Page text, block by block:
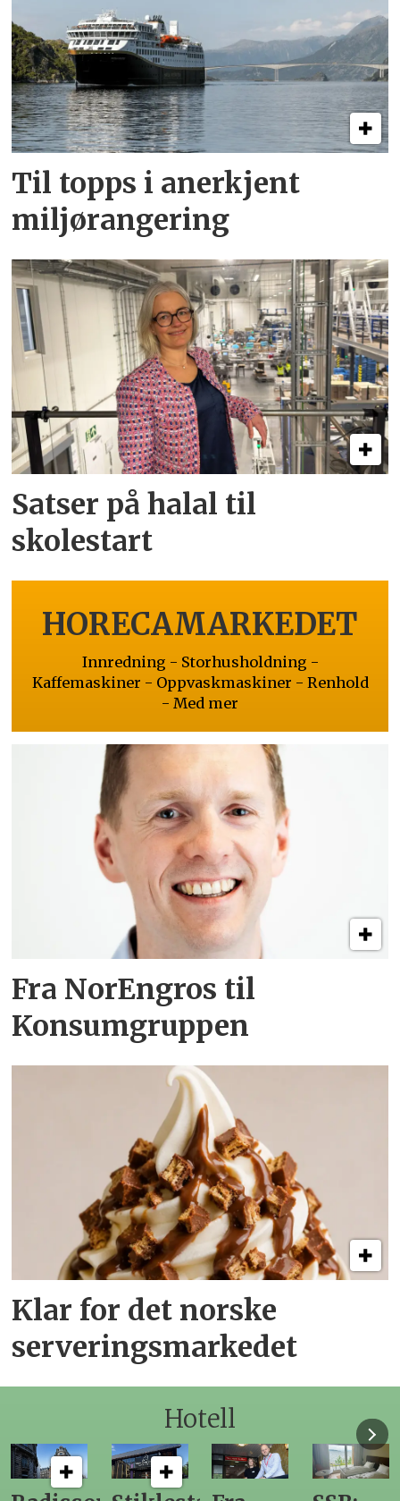
Til topps i anerkjent
miljørangering
Satser på halal til
skolestart
HORECAMARKEDET
Innredning - Storhusholdning -
Kaffemaskiner - Oppvaskmaskiner - Renhold
- Med mer
Fra NorEngros til
Konsumgruppen
Klar for det norske
serveringsmarkedet
Hotell